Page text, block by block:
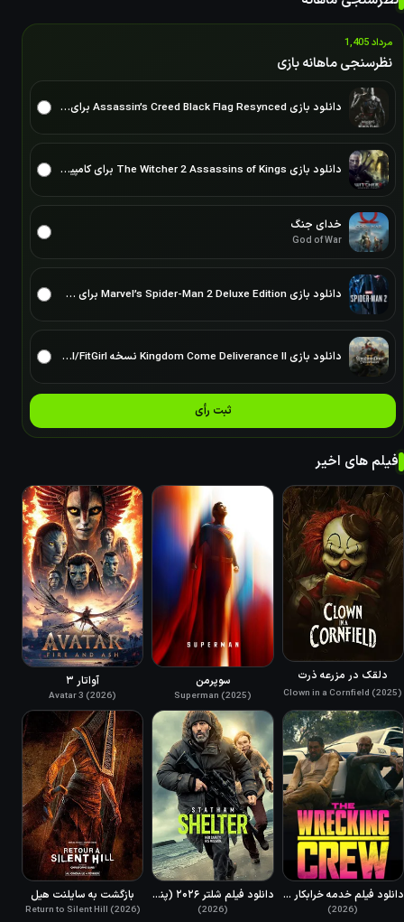
مرداد 1,405
نظرسنجی ماهانه بازی
دانلود بازی Assassin’s Creed Black Flag Resynced برای PC – نسخه ElAmigos
دانلود بازی The Witcher 2 Assassins of Kings برای کامپیوتر نسخه ElAmigos/DODI/FitGirl
خدای جنگ
God of War
دانلود بازی Marvel’s Spider-Man 2 Deluxe Edition برای PC – نسخه ElAmigos
دانلود بازی Kingdom Come Deliverance II نسخه ElAmigos/DODI/FitGirl
ثبت رأی
فیلم های اخیر
دلقک در مزرعه ذرت
Clown in a Cornfield (2025)
سوپرمن
Superman (2025)
آواتار ۳
Avatar 3 (2026)
دانلود فیلم خدمه خرابکار دوبله فارسی 2026 The Wrecking Crew
(2026)
دانلود فیلم شلتر ۲۰۲۶ (پناهگاه) دوبله فارسی Shelter 2026
(2026)
بازگشت به سایلنت هیل
Return to Silent Hill (2026)